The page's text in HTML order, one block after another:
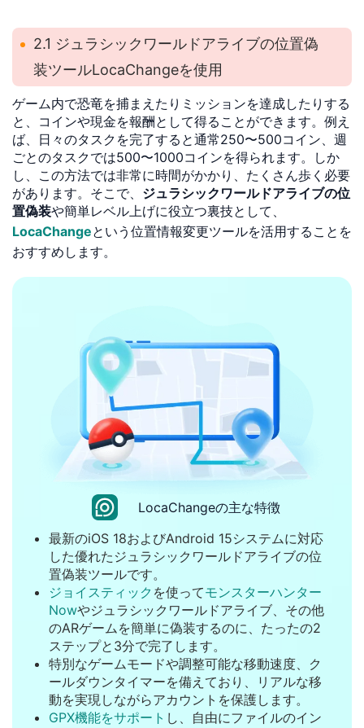
2.1 ジュラシックワールドアライブの位置偽
装ツールLocaChangeを使用
ゲーム内で恐竜を捕まえたりミッションを達成したりする
と、コインや現金を報酬として得ることができます。例え
ば、日々のタスクを完了すると通常250〜500コイン、週
ごとのタスクでは500〜1000コインを得られます。しか
し、この方法では非常に時間がかかり、たくさん歩く必要
があります。そこで、 ジュラシックワールドアライブの位
置偽装や簡単レベル上げに役立つ裏技として、
LocaChangeという位置情報変更ツールを活用することを
おすすめします。
LocaChangeの主な特徴
最新のiOS 18およびAndroid 15システムに対応
した優れたジュラシックワールドアライブの位
置偽装ツールです。
ジョイスティック を使ってモンスターハンター
Nowやジュラシックワールドアライブ、その他
のARゲームを簡単に偽装するのに、たったの2
ステップと3分で完了します。
特別なゲームモードや調整可能な移動速度、ク
ールダウンタイマーを備えており、リアルな移
動を実現しながらアカウントを保護します。
GPX機能をサポート し、自由にファイルのイン